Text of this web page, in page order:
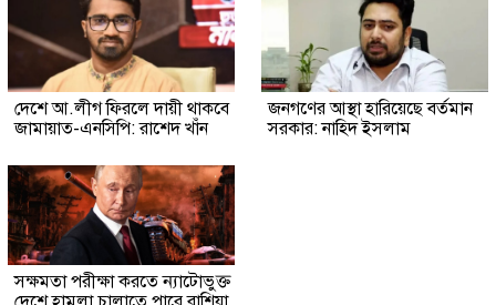
দেশে আ.লীগ ফিরলে দায়ী থাকবে
জামায়াত-এনসিপি: রাশেদ খাঁন
জনগণের আস্থা হারিয়েছে বর্তমান
সরকার: নাহিদ ইসলাম
সক্ষমতা পরীক্ষা করতে ন্যাটোভুক্ত